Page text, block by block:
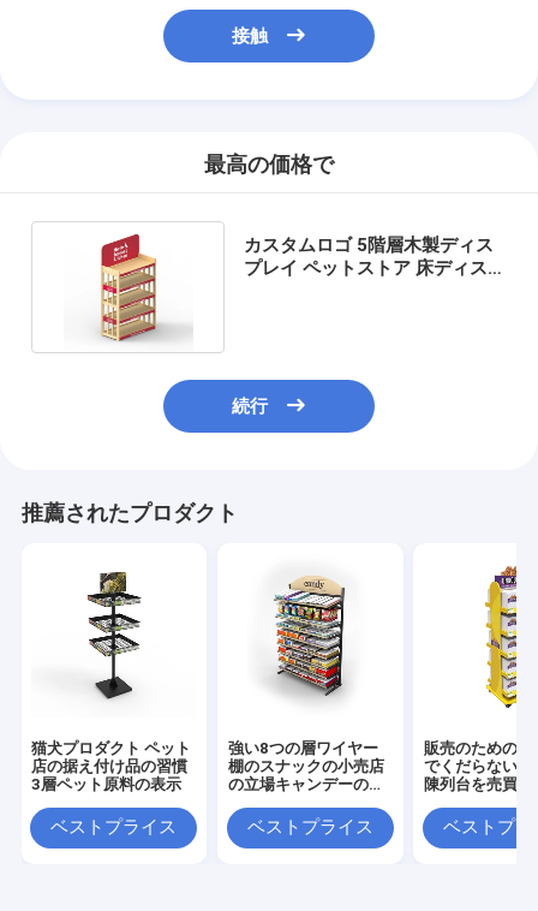
接触
最高の価格で
カスタムロゴ 5階層木製ディス
プレイ ペットストア 床ディスプ
続行
推薦されたプロダクト
猫犬プロダクト ペット
店の据え付け品の習慣
3層ペット原料の表示
ベストプライス
強い8つの層ワイヤー
棚のスナックの小売店
の立場キャンデーの陳
ベストプライス
販売のための移
でくだらないク
陳列台を売買す
ベストプラ